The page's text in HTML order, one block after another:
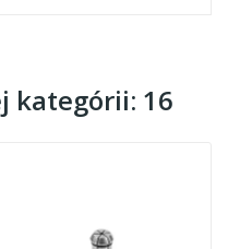
kategórii: 16